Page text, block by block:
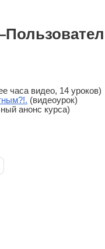
часа видео, 14 уроков)
(видеоурок)
анонс курса)